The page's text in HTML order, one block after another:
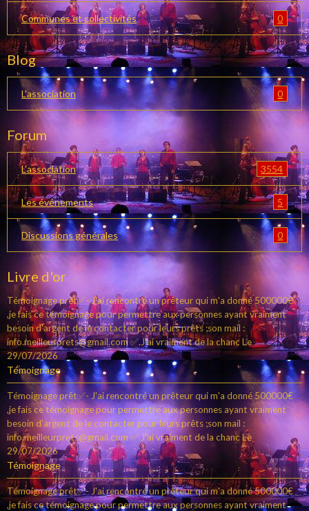
Communes et collectivités 0
Blog
L'association 0
Forum
L'association 3554
Les événements 5
Discussions générales 0
Livre d'or
Témoignage prêt✅- J'ai rencontré un prêteur qui m'a donné 500000€
,je fais ce témoignage pour permettre aux personnes ayant vraiment
besoin d'argent de le contacter pour leurs prêts ;son mail :
info.meilleurprets@gmail.com ✅.J'ai vraiment de la chancLe
29/07/2026
Témoignage
Témoignage prêt✅- J'ai rencontré un prêteur qui m'a donné 500000€
,je fais ce témoignage pour permettre aux personnes ayant vraiment
besoin d'argent de le contacter pour leurs prêts ;son mail :
info.meilleurprets@gmail.com ✅.J'ai vraiment de la chanc Le
29/07/2026
Témoignage
Témoignage prêt✅- J'ai rencontré un prêteur qui m'a donné 500000€
,je fais ce témoignage pour permettre aux personnes ayant vraiment